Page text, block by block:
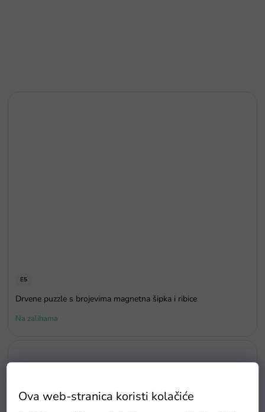
Ova web-stranica koristi kolačiće
E5
Drvene puzzle s brojevima magnetna šipka i ribice
Na zalihama